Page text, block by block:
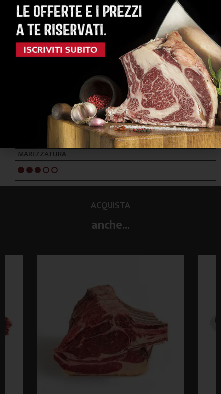
SIMMENTAL
ALIMENTAZIONE
ERBA / FORAGGI
NOTE ORGANOLETTICHE
Erbaceo e delicato
TENEREZZA
MAREZZATURA
3/5
ACQUISTA
anche...